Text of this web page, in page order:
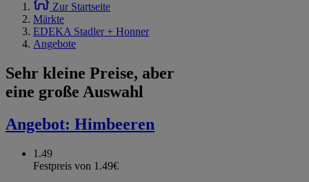
Zur Startseite
Märkte
EDEKA Stadler + Honner
Angebote
Sehr kleine Preise, aber
eine große Auswahl
Angebot: Himbeeren
1.49
Festpreis von 1.49€